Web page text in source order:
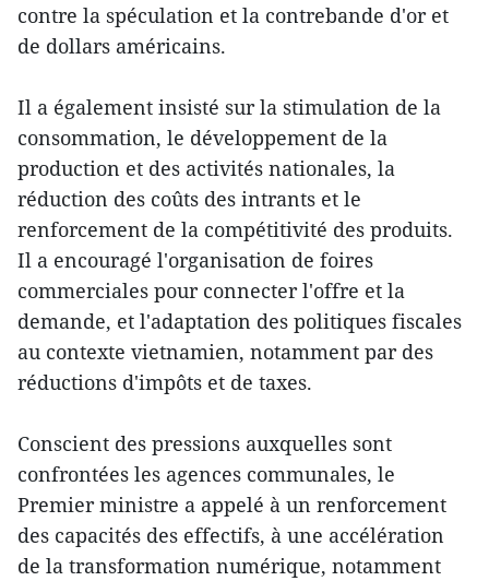
contre la spéculation et la contrebande d'or et
de dollars américains.
Il a également insisté sur la stimulation de la
consommation, le développement de la
production et des activités nationales, la
réduction des coûts des intrants et le
renforcement de la compétitivité des produits.
Il a encouragé l'organisation de foires
commerciales pour connecter l'offre et la
demande, et l'adaptation des politiques fiscales
au contexte vietnamien, notamment par des
réductions d'impôts et de taxes.
Conscient des pressions auxquelles sont
confrontées les agences communales, le
Premier ministre a appelé à un renforcement
des capacités des effectifs, à une accélération
de la transformation numérique, notamment